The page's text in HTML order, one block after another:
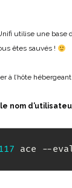
utilise une base
êtes sauvés !
à l’hôte
nom
ace --